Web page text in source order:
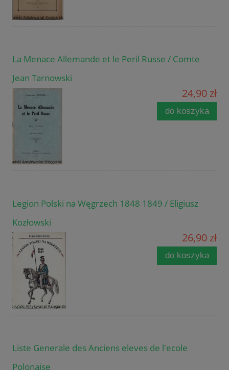
La Menace Allemande et le Peril Russe / Comte
Jean Tarnowski
24,90 zł
do koszyka
Legion Polski na Węgrzech 1848 1849 / Eligiusz
Kozłowski
26,90 zł
do koszyka
Liste Generale des Anciens eleves de l'ecole
Polonaise